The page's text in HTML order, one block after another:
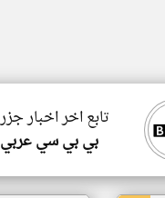
تابع اخر اخبار
بي بي سي عربي